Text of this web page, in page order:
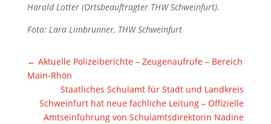
Harald Lotter (Ortsbeauftragter THW Schweinfurt).
Foto: Lara Limbrunner, THW Schweinfurt
← Aktuelle Polizeiberichte – Zeugenaufrufe – Bereich
Main-Rhön
Staatliches Schulamt für Stadt und Landkreis
Schweinfurt hat neue fachliche Leitung – Offizielle
Amtseinführung von Schulamtsdirektorin Nadine